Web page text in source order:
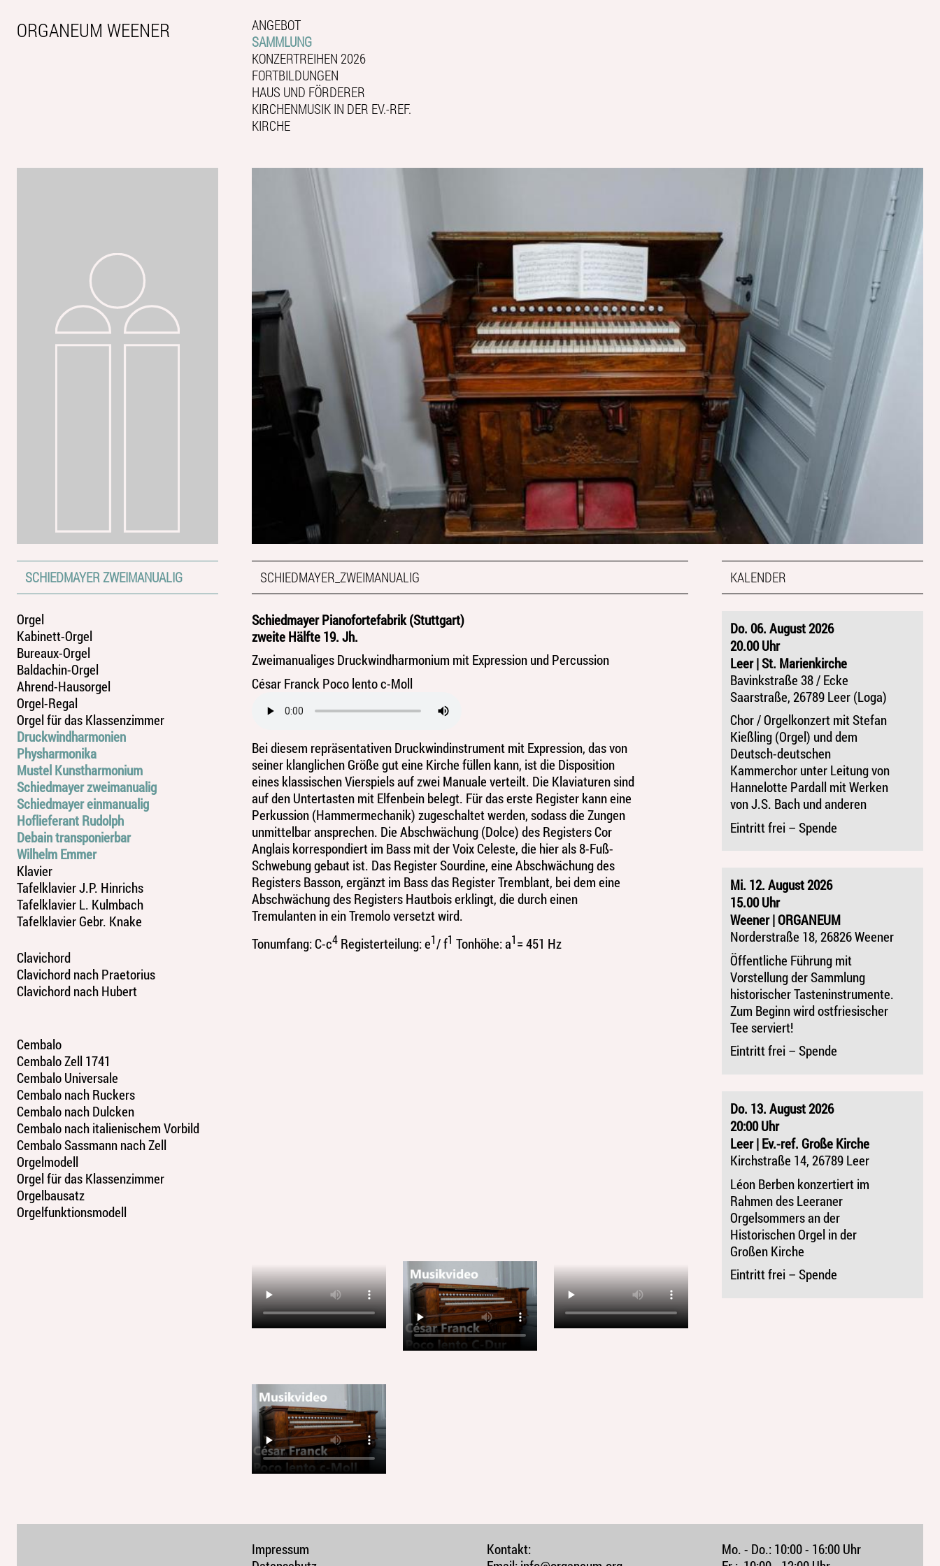
ORGANEUM WEENER
ANGEBOT
SAMMLUNG
KONZERTREIHEN 2026
FORTBILDUNGEN
HAUS UND FÖRDERER
KIRCHENMUSIK IN DER EV.-REF.
KIRCHE
SCHIEDMAYER ZWEIMANUALIG
Orgel
Kabinett-Orgel
Bureaux-Orgel
Baldachin-Orgel
Ahrend-Hausorgel
Orgel-Regal
Orgel für das Klassenzimmer
Druckwindharmonien
Physharmonika
Mustel Kunstharmonium
Schiedmayer zweimanualig
Schiedmayer einmanualig
Hoflieferant Rudolph
Debain transponierbar
Wilhelm Emmer
Klavier
Tafelklavier J.P. Hinrichs
Tafelklavier L. Kulmbach
Tafelklavier Gebr. Knake
Clavichord
Clavichord nach Praetorius
Clavichord nach Hubert
Cembalo
Cembalo Zell 1741
Cembalo Universale
Cembalo nach Ruckers
Cembalo nach Dulcken
Cembalo nach italienischem Vorbild
Cembalo Sassmann nach Zell
Orgelmodell
Orgel für das Klassenzimmer
Orgelbausatz
Orgelfunktionsmodell
SCHIEDMAYER_ZWEIMANUALIG
Schiedmayer Pianofortefabrik (Stuttgart)
zweite Hälfte 19. Jh.
Zweimanualiges Druckwindharmonium mit Expression und Percussion
César Franck Poco lento c-Moll
Bei diesem repräsentativen Druckwindinstrument mit Expression, das von
seiner klanglichen Größe gut eine Kirche füllen kann, ist die Disposition
eines klassischen Vierspiels auf zwei Manuale verteilt. Die Klaviaturen sind
auf den Untertasten mit Elfenbein belegt. Für das erste Register kann eine
Perkussion (Hammermechanik) zugeschaltet werden, sodass die Zungen
unmittelbar ansprechen. Die Abschwächung (Dolce) des Registers Cor
Anglais korrespondiert im Bass mit der Voix Celeste, die hier als 8-Fuß-
Schwebung gebaut ist. Das Register Sourdine, eine Abschwächung des
Registers Basson, ergänzt im Bass das Register Tremblant, bei dem eine
Abschwächung des Registers Hautbois erklingt, die durch einen
Tremulanten in ein Tremolo versetzt wird.
Tonumfang: C-c4 Registerteilung: e1/ f1 Tonhöhe: a1= 451 Hz
KALENDER
Do. 06. August 2026
20.00 Uhr
Leer | St. Marienkirche
Bavinkstraße 38 / Ecke
Saarstraße, 26789 Leer (Loga)
Chor / Orgelkonzert mit Stefan
Kießling (Orgel) und dem
Deutsch-deutschen
Kammerchor unter Leitung von
Hannelotte Pardall mit Werken
von J.S. Bach und anderen
Eintritt frei – Spende
Mi. 12. August 2026
15.00 Uhr
Weener | ORGANEUM
Norderstraße 18, 26826 Weener
Öffentliche Führung mit
Vorstellung der Sammlung
historischer Tasteninstrumente.
Zum Beginn wird ostfriesischer
Tee serviert!
Eintritt frei – Spende
Do. 13. August 2026
20:00 Uhr
Leer | Ev.-ref. Große Kirche
Kirchstraße 14, 26789 Leer
Léon Berben konzertiert im
Rahmen des Leeraner
Orgelsommers an der
Historischen Orgel in der
Großen Kirche
Eintritt frei – Spende
Impressum
Kontakt:
Mo. - Do.: 10:00 - 16:00 Uhr